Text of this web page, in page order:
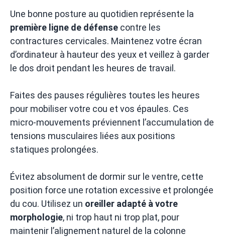
Une bonne posture au quotidien représente la
première ligne de défense contre les
contractures cervicales. Maintenez votre écran
d’ordinateur à hauteur des yeux et veillez à garder
le dos droit pendant les heures de travail.
Faites des pauses régulières toutes les heures
pour mobiliser votre cou et vos épaules. Ces
micro-mouvements préviennent l’accumulation de
tensions musculaires liées aux positions
statiques prolongées.
Évitez absolument de dormir sur le ventre, cette
position force une rotation excessive et prolongée
du cou. Utilisez un oreiller adapté à votre
morphologie, ni trop haut ni trop plat, pour
maintenir l’alignement naturel de la colonne